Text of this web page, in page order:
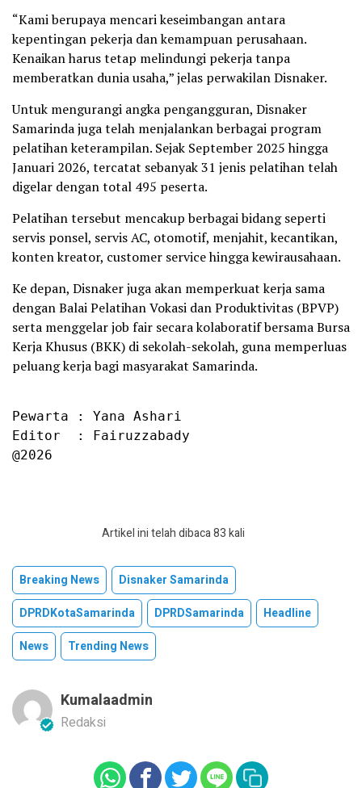
“Kami berupaya mencari keseimbangan antara
kepentingan pekerja dan kemampuan perusahaan.
Kenaikan harus tetap melindungi pekerja tanpa
memberatkan dunia usaha,” jelas perwakilan Disnaker.
Untuk mengurangi angka pengangguran, Disnaker
Samarinda juga telah menjalankan berbagai program
pelatihan keterampilan. Sejak September 2025 hingga
Januari 2026, tercatat sebanyak 31 jenis pelatihan telah
digelar dengan total 495 peserta.
Pelatihan tersebut mencakup berbagai bidang seperti
servis ponsel, servis AC, otomotif, menjahit, kecantikan,
konten kreator, customer service hingga kewirausahaan.
Ke depan, Disnaker juga akan memperkuat kerja sama
dengan Balai Pelatihan Vokasi dan Produktivitas (BPVP)
serta menggelar job fair secara kolaboratif bersama Bursa
Kerja Khusus (BKK) di sekolah-sekolah, guna memperluas
peluang kerja bagi masyarakat Samarinda.
Pewarta : Yana Ashari
Editor  : Fairuzzabady
@2026
Artikel ini telah dibaca 83 kali
Breaking News
Disnaker Samarinda
DPRDKotaSamarinda
DPRDSamarinda
Headline
News
Trending News
Kumalaadmin
Redaksi